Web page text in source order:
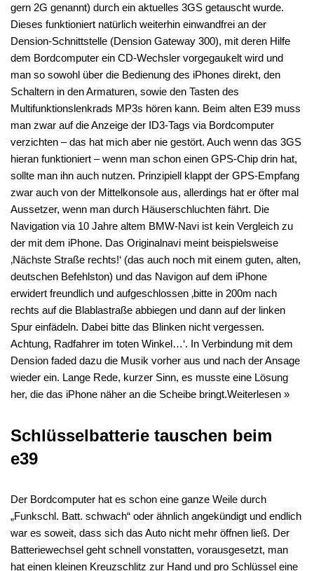
gern 2G genannt) durch ein aktuelles 3GS getauscht wurde.
Dieses funktioniert natürlich weiterhin einwandfrei an der
Dension-Schnittstelle (Dension Gateway 300), mit deren Hilfe
dem Bordcomputer ein CD-Wechsler vorgegaukelt wird und
man so sowohl über die Bedienung des iPhones direkt, den
Schaltern in den Armaturen, sowie den Tasten des
Multifunktionslenkrads MP3s hören kann. Beim alten E39 muss
man zwar auf die Anzeige der ID3-Tags via Bordcomputer
verzichten – das hat mich aber nie gestört. Auch wenn das 3GS
hieran funktioniert – wenn man schon einen GPS-Chip drin hat,
sollte man ihn auch nutzen. Prinzipiell klappt der GPS-Empfang
zwar auch von der Mittelkonsole aus, allerdings hat er öfter mal
Aussetzer, wenn man durch Häuserschluchten fährt. Die
Navigation via 10 Jahre altem BMW-Navi ist kein Vergleich zu
der mit dem iPhone. Das Originalnavi meint beispielsweise
‚Nächste Straße rechts!‘ (das auch noch mit einem guten, alten,
deutschen Befehlston) und das Navigon auf dem iPhone
erwidert freundlich und aufgeschlossen ‚bitte in 200m nach
rechts auf die Blablastraße abbiegen und dann auf der linken
Spur einfädeln. Dabei bitte das Blinken nicht vergessen.
Achtung, Radfahrer im toten Winkel…‘. In Verbindung mit dem
Dension faded dazu die Musik vorher aus und nach der Ansage
wieder ein. Lange Rede, kurzer Sinn, es musste eine Lösung
her, die das iPhone näher an die Scheibe bringt.Weiterlesen »
Schlüsselbatterie tauschen beim
e39
Der Bordcomputer hat es schon eine ganze Weile durch
„Funkschl. Batt. schwach“ oder ähnlich angekündigt und endlich
war es soweit, dass sich das Auto nicht mehr öffnen ließ. Der
Batteriewechsel geht schnell vonstatten, vorausgesetzt, man
hat einen kleinen Kreuzschlitz zur Hand und pro Schlüssel eine